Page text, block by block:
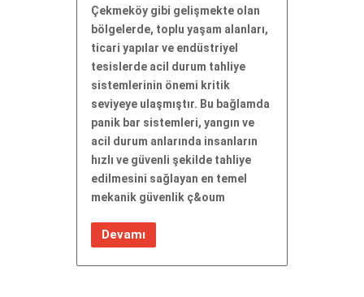
Çekmeköy gibi gelişmekte olan
bölgelerde, toplu yaşam alanları,
ticari yapılar ve endüstriyel
tesislerde acil durum tahliye
sistemlerinin önemi kritik
seviyeye ulaşmıştır. Bu bağlamda
panik bar sistemleri, yangın ve
acil durum anlarında insanların
hızlı ve güvenli şekilde tahliye
edilmesini sağlayan en temel
mekanik güvenlik ç&oum
Devamı